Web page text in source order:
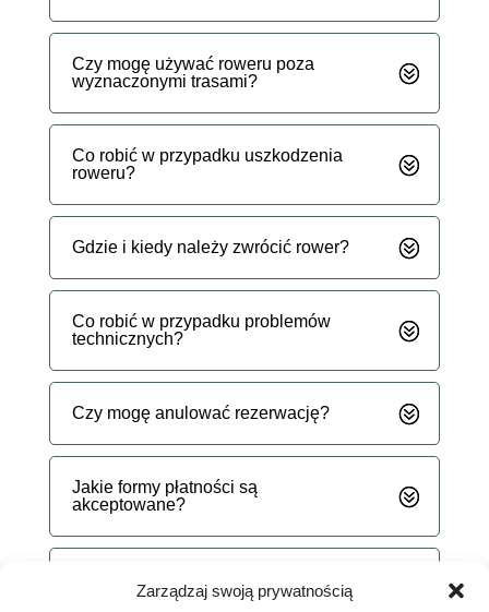
Zarządzaj swoją prywatnością
Czy mogę używać roweru poza
wyznaczonymi trasami?
Co robić w przypadku uszkodzenia
roweru?
Gdzie i kiedy należy zwrócić rower?
Co robić w przypadku problemów
technicznych?
Czy mogę anulować rezerwację?
Jakie formy płatności są
akceptowane?
rowerowe?